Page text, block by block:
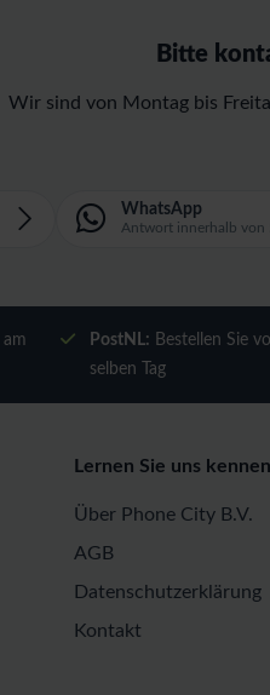
Bitte
Wir sind von Montag bis
WhatsApp
Antwort innerhalb von
am
PostNL: Bestellen Sie
selben Tag
Lernen Sie uns kennen
Über Phone City B.V.
AGB
Datenschutzerklärung
Kontakt